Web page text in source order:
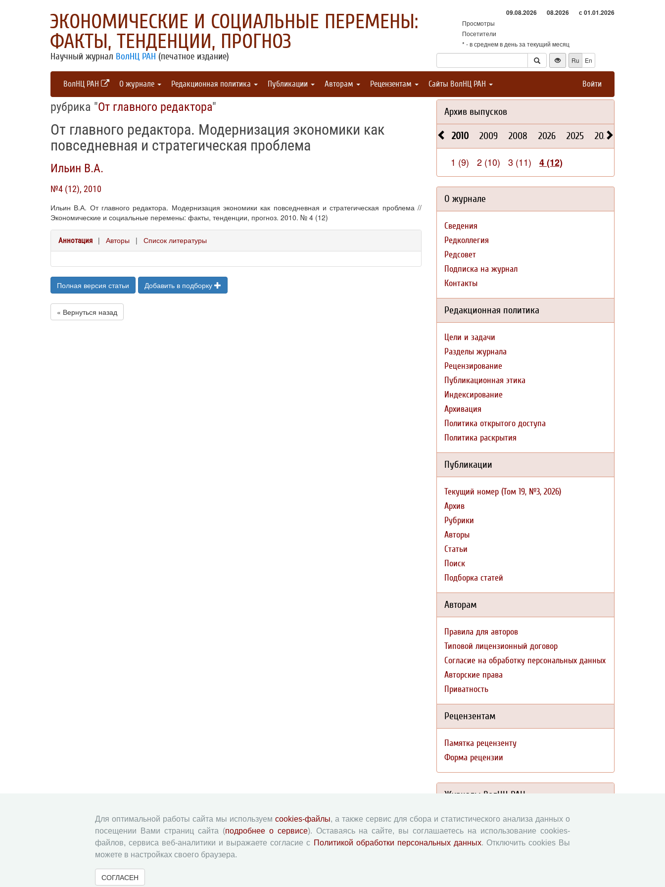
ЭКОНОМИЧЕСКИЕ И СОЦИАЛЬНЫЕ ПЕРЕМЕНЫ:
ФАКТЫ, ТЕНДЕНЦИИ, ПРОГНОЗ
Научный журнал ВолНЦ РАН (печатное издание)
09.08.2026 08.2026 с 01.01.2026
Просмотры
Посетители
* - в среднем в день за текущий месяц
Ru
En
ВолНЦ РАН О журнале Редакционная политика Публикации Авторам Рецензентам Сайты ВолНЦ РАН Войти
рубрика "От главного редактора"
От главного редактора. Модернизация экономики как
повседневная и стратегическая проблема
Ильин В.А.
№4 (12), 2010
Ильин В.А. От главного редактора. Модернизация экономики как повседневная и стратегическая проблема //
Экономические и социальные перемены: факты, тенденции, прогноз. 2010. № 4 (12)
Аннотация | Авторы | Список литературы
Полная версия статьи Добавить в подборку
« Вернуться назад
Архив выпусков
2010 2009 2008 2026 2025 2024
1 (9) 2 (10) 3 (11) 4 (12)
О журнале
Сведения
Редколлегия
Редсовет
Подписка на журнал
Контакты
Редакционная политика
Цели и задачи
Разделы журнала
Рецензирование
Публикационная этика
Индексирование
Архивация
Политика открытого доступа
Политика раскрытия
Публикации
Текущий номер (Том 19, №3, 2026)
Архив
Рубрики
Авторы
Статьи
Поиск
Подборка статей
Авторам
Правила для авторов
Типовой лицензионный договор
Согласие на обработку персональных данных
Авторские права
Приватность
Рецензентам
Памятка рецензенту
Форма рецензии
Журналы ВолНЦ РАН
Экономические и социальные перемены
Проблемы развития территории
Вопросы территориального развития
Для оптимальной работы сайта мы используем cookies-файлы, а также сервис для сбора и статистического анализа данных о
посещении Вами страниц сайта (подробнее о сервисе). Оставаясь на сайте, вы соглашаетесь на использование cookies-
файлов, сервиса веб-аналитики и выражаете согласие с Политикой обработки персональных данных. Отключить cookies Вы
можете в настройках своего браузера.
СОГЛАСЕН